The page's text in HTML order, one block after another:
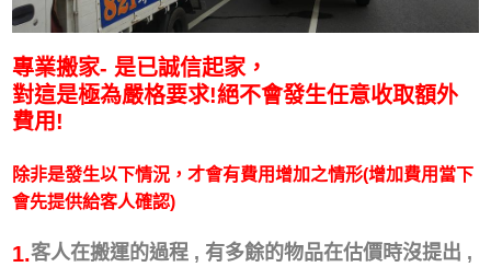
專業搬家- 是已誠信起家，
對這是極為嚴格要求!絕不會發生任意收取額外
費用!
除非是發生以下情況，才會有費用增加之情形(增加費用當下
會先提供給客人確認)
1.客人在搬運的過程 , 有多餘的物品在估價時沒提出 ,